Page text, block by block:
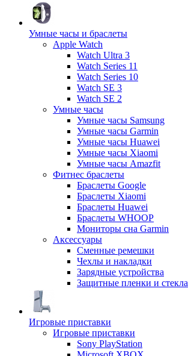
Умные часы и браслеты
Apple Watch
Watch Ultra 3
Watch Series 11
Watch Series 10
Watch SE 3
Watch SE 2
Умные часы
Умные часы Samsung
Умные часы Garmin
Умные часы Huawei
Умные часы Xiaomi
Умные часы Amazfit
Фитнес браслеты
Браслеты Google
Браслеты Xiaomi
Браслеты Huawei
Браслеты WHOOP
Мониторы сна Garmin
Аксессуары
Сменные ремешки
Чехлы и накладки
Зарядные устройства
Защитные пленки и стекла
Игровые приставки
Игровые приставки
Sony PlayStation